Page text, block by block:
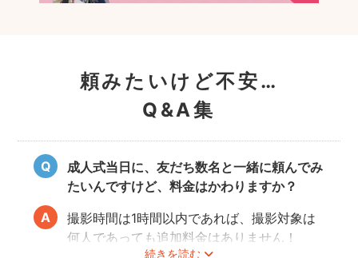
頼みたいけど不安…
Q&A集
成人式当日に、友だち数名と一緒に頼んでみ
たいんですけど、料金はかわりますか？
続きを読む
撮影時間は1時間以内であれば、撮影対象は
何人であっても追加料金はありません！